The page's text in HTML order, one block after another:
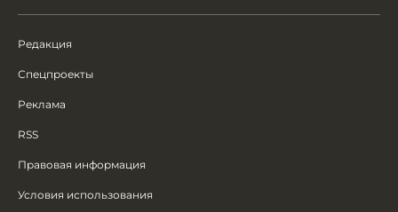
Редакция
Спецпроекты
Реклама
RSS
Правовая информация
Условия использования